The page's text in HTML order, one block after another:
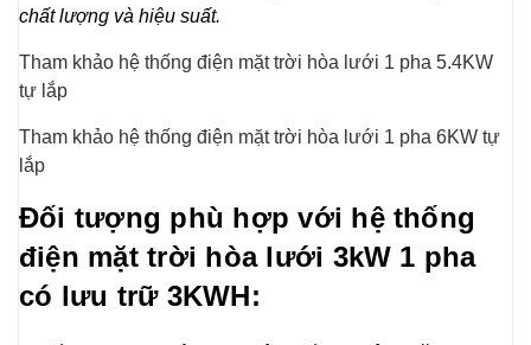
chất lượng và hiệu suất.
Tham khảo hệ thống điện mặt trời hòa lưới 1 pha 5.4KW
tự lắp
Tham khảo hệ thống điện mặt trời hòa lưới 1 pha 6KW tự
lắp
Đối tượng phù hợp với hệ thống
điện mặt trời hòa lưới 3kW 1 pha
có lưu trữ 3KWH: